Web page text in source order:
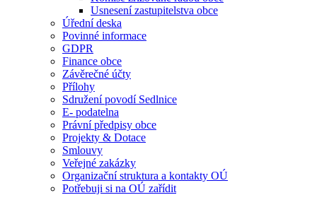
Usnesení zastupitelstva obce
Úřední deska
Povinné informace
GDPR
Finance obce
Závěrečné účty
Přílohy
Sdružení povodí Sedlnice
E- podatelna
Právní předpisy obce
Projekty & Dotace
Smlouvy
Veřejné zakázky
Organizační struktura a kontakty OÚ
Potřebuji si na OÚ zařídit